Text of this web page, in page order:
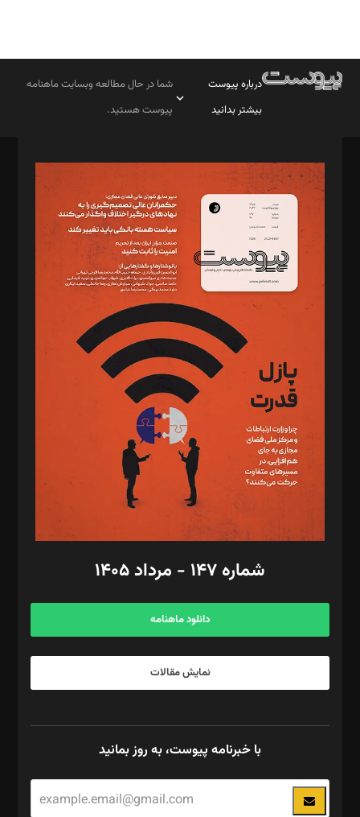
درباره پیوست
بیشتر بدانید
شما در حال مطالعه وبسایت ماهنامه
پیوست هستید.
مدیر مسئول: محمدباقر اثنی‌عشری
سردبیر: مهرک محمودی
دبیر تحریریه: میثم قاسمی
د‌بیر ناداستان: سمانه سمیع
د‌بیر خدمت و تجارت: ابوالفضل رجبی
د‌بیر حقوق فناوری: حسام‌الدین ایپکچی
د‌بیر پیوست جهان: مینا پاکدل
د‌بیر تحریریه آنلاین: بابک نقاش
تحریریه‌: مجتبی محمود‌ی، آرش برهمند، یسنا امان‌پور، سروش کرمیان،
مصطفی مسجدی آرانی، ابوالفضل رجبی، زهرا فکرانه، فائزه فتحی
رستمی،مصطفی باستان
ویرایش: نگار استاد‌‌آقا
طراح یونیفرم: مجید توکلی
فیلمبرداری و عکاسی: امیر شفیعی، مانی لطفی زاده
گرافیک و صفحه‌آرایی: سید‌سبحان‌علی ثابت
مد‌یر توسعه تجاری: کامبیز برید‌
امور مالی: شاپور رهبری، محمد‌ کاظمی‌نیا
آگهی و مشترکین: ۰۹۱۹۹۹۹۰۴۵۴
شماره ۱۴۷ - مرداد ۱۴۰۵
دانلود ماهنامه
نمایش مقالات
با خبرنامه پیوست، به روز بمانید